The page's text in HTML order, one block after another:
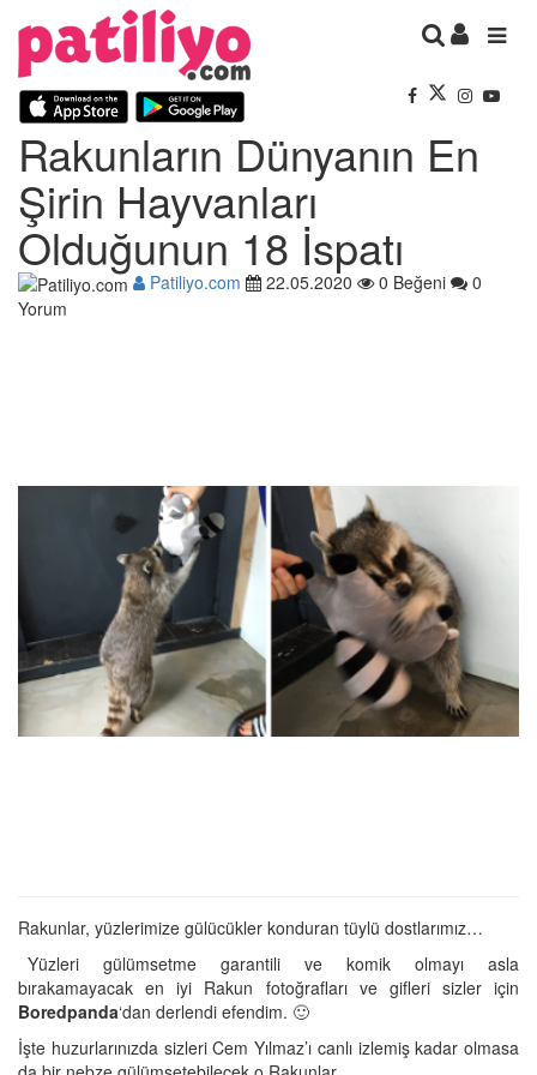
Rakunların Dünyanın En
Şirin Hayvanları
Olduğunun 18 İspatı
Patiliyo.com 22.05.2020 0 Beğeni
0
Yorum
Rakunlar, yüzlerimize gülücükler konduran tüylü dostlarımız…
Yüzleri gülümsetme garantili ve komik olmayı asla
bırakamayacak en iyi Rakun fotoğrafları ve gifleri sizler için
Boredpanda‘dan derlendi efendim. 🙂
İşte huzurlarınızda sizleri Cem Yılmaz’ı canlı izlemiş kadar olmasa